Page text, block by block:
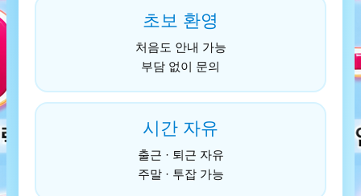
초보 환영
처음도 안내 가능
부담 없이 문의
시간 자유
출근 · 퇴근 자유
주말 · 투잡 가능